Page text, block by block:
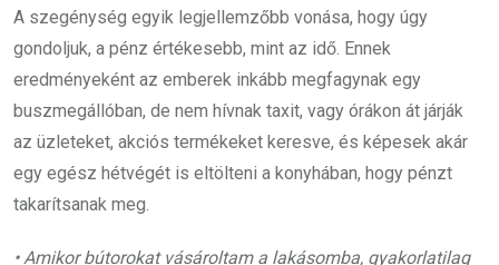
A szegénység egyik legjellemzőbb vonása, hogy úgy
gondoljuk, a pénz értékesebb, mint az idő. Ennek
eredményeként az emberek inkább megfagynak egy
buszmegállóban, de nem hívnak taxit, vagy órákon át járják
az üzleteket, akciós termékeket keresve, és képesek akár
egy egész hétvégét is eltölteni a konyhában, hogy pénzt
takarítsanak meg.
• Amikor bútorokat vásároltam a lakásomba, gyakorlatilag